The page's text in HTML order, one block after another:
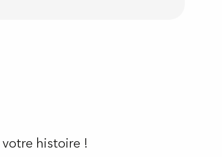
votre histoire !